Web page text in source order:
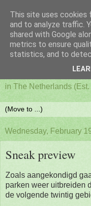
PAFF -
and Fauna
in The Netherlands
Wednesday, February
Sneak preview
Zoals aangekondigd
parken weer uitbreiden
de volgende twintig
This site uses cookies
and to analyze traffic.
shared with Google
metrics to ensure
statistics, and to